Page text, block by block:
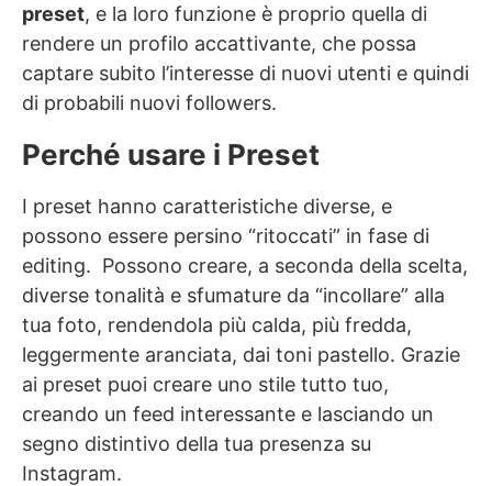
preset, e la loro funzione è proprio quella di
rendere un profilo accattivante, che possa
captare subito l’interesse di nuovi utenti e quindi
di probabili nuovi followers.
Perché usare i Preset
I preset hanno caratteristiche diverse, e
possono essere persino “ritoccati” in fase di
editing. Possono creare, a seconda della scelta,
diverse tonalità e sfumature da “incollare” alla
tua foto, rendendola più calda, più fredda,
leggermente aranciata, dai toni pastello. Grazie
ai preset puoi creare uno stile tutto tuo,
creando un feed interessante e lasciando un
segno distintivo della tua presenza su
Instagram.